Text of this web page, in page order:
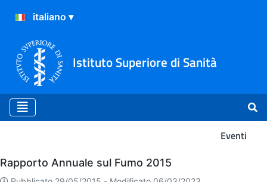
Istituto Superiore di Sanità
Eventi
Eventi
Rapporto Annuale sul Fumo 2015